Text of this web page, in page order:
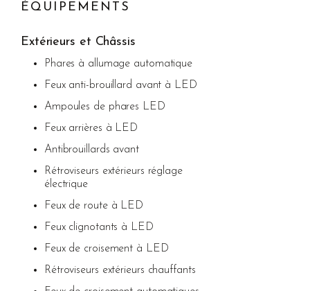
ÉQUIPEMENTS
Extérieurs et Châssis
Phares à allumage automatique
Feux anti-brouillard avant à LED
Ampoules de phares LED
Feux arrières à LED
Antibrouillards avant
Rétroviseurs extérieurs réglage
électrique
Feux de route à LED
Feux clignotants à LED
Feux de croisement à LED
Rétroviseurs extérieurs chauffants